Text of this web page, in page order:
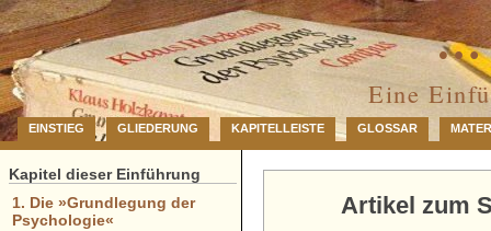
…
Eine
EINSTIEG GLIEDERUNG KAPITELLEISTE GLOSSAR
Artikel zum
Kapitel dieser Einführung
1. Die »Grundlegung der
Psychologie«